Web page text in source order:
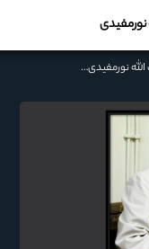
نورمفیدی
تسلیت حضرت آیت الله نورمفیدی به حضرت حجت‌الاسلام والمسلمین شهرستانی